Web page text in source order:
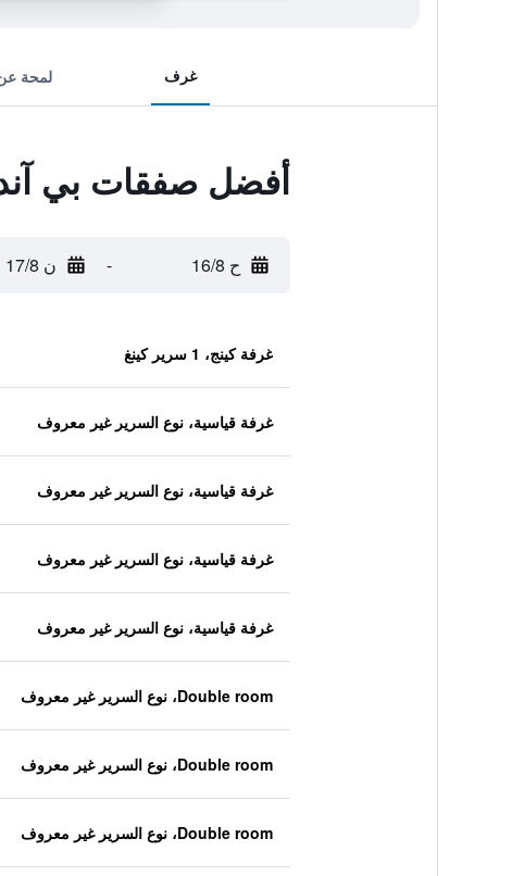
غرف لمحة
أفضل صفقات بي
ح 16/8 - ن 17/8
غرفة كينج، 1 سرير كينغ
غرفة قياسية، نوع السرير غير معروف
غرفة قياسية، نوع السرير غير معروف
غرفة قياسية، نوع السرير غير معروف
غرفة قياسية، نوع السرير غير معروف
Double room، نوع السرير غير معروف
Double room، نوع السرير غير معروف
Double room، نوع السرير غير معروف